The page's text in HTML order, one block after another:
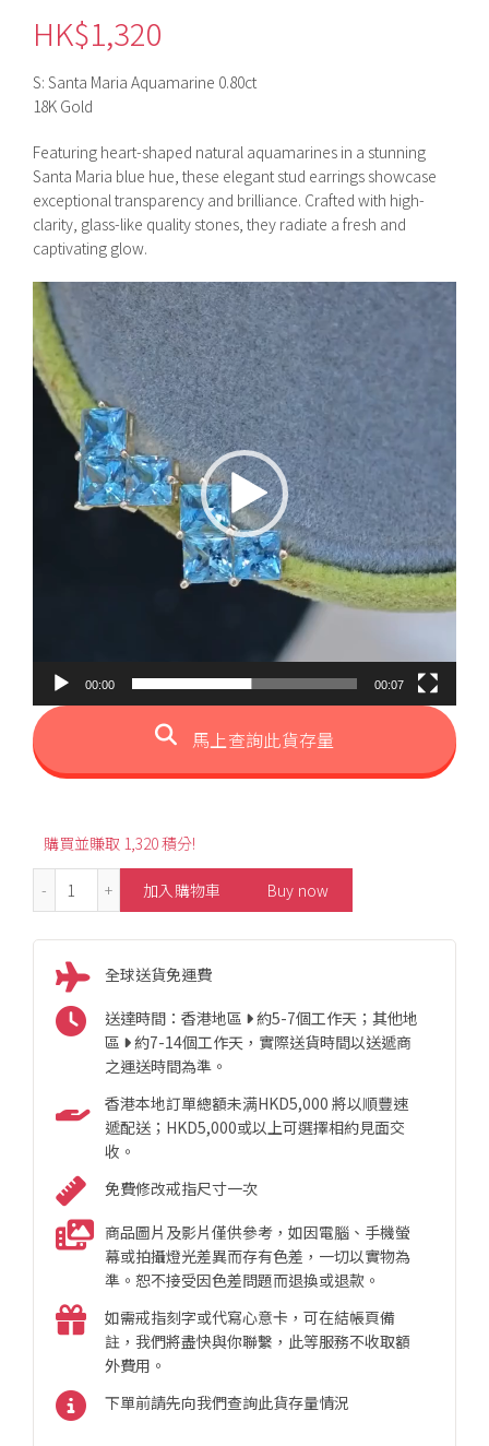
HK$1,320
S: Santa Maria Aquamarine 0.80ct
18K Gold
Featuring heart-shaped natural aquamarines in a stunning
Santa Maria blue hue, these elegant stud earrings showcase
exceptional transparency and brilliance. Crafted with high-
clarity, glass-like quality stones, they radiate a fresh and
captivating glow.
視
訊
播
放
器
00:00 00:07
馬上查詢此貨存量
購買並賺取 1,320 積分!
0.80ct Heart-Shaped Santa Maria Aquamarine Stud
加入購物車 Buy now
全球送貨免運費
送達時間：香港地區
約5-7個工作天；其他地
區
約7-14個工作天，實際送貨時間以送遞商
之運送時間為準。
香港本地訂單總額未满HKD5,000 將以順豐速
遞配送；HKD5,000或以上可選擇相約見面交
收。
免費修改戒指尺寸一次
商品圖片及影片僅供參考，如因電腦、手機螢
幕或拍攝燈光差異而存有色差，一切以實物為
準。恕不接受因色差問題而退換或退款。
如需戒指刻字或代寫心意卡，可在結帳頁備
註，我們將盡快與你聯繫，此等服務不收取額
外費用。
下單前請先向我們查詢此貨存量情況